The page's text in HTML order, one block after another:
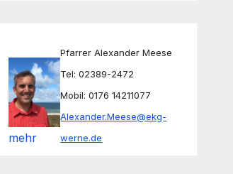
mehr
Pfarrer Alexander Meese
Tel: 02389-2472
Mobil: 0176 14211077
Alexander.Meese@ekg-
werne.de